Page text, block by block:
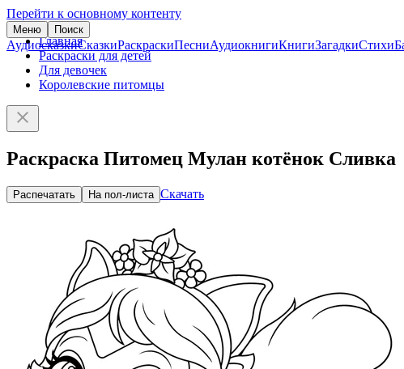
Перейти к основному контенту
Меню Поиск
АудиосказкиСказкиРаскраскиПесниАудиокнигиКнигиЗагадкиСтихи
Главная
Раскраски для детей
Для девочек
Королевские питомцы
Раскраска Питомец Мулан котёнок Сливка
Распечатать На пол-листа Скачать